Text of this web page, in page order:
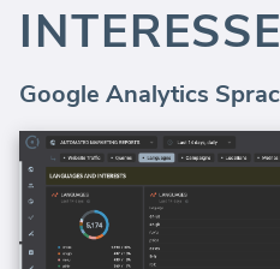
Google Analytics